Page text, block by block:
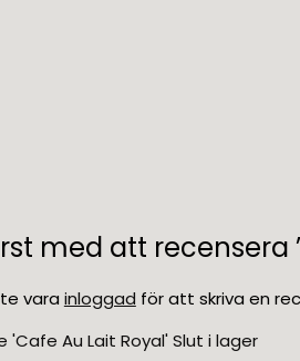
med att recensera
vara inloggad för att skriva en
Slut i lager